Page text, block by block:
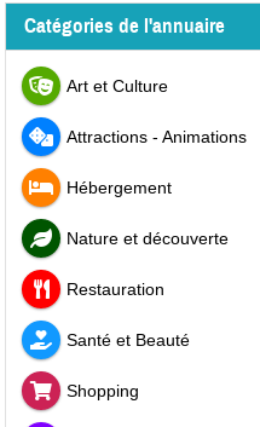
Catégories de l'annuaire
Art et Culture
Attractions - Animations
Hébergement
Nature et découverte
Restauration
Santé et Beauté
Shopping